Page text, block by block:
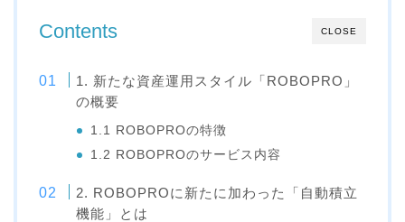
CLOSE
Contents
1. 新たな資産運用スタイル「ROBOPRO」
の概要
1.1 ROBOPROの特徴
1.2 ROBOPROのサービス内容
2. ROBOPROに新たに加わった「自動積立
機能」とは